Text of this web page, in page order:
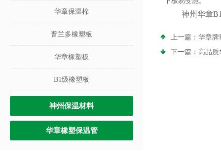
华章保温棉
普兰多橡塑板
华章橡塑板
B1级橡塑板
神州保温材料
华章橡塑保温管
神州华章
上一篇： 华章牌
下一篇： 高品质